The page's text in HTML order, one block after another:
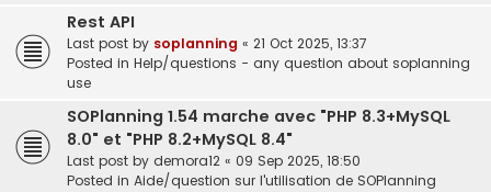
Rest API
Last post by soplanning « 21 Oct 2025, 13:37
Posted in Help/questions - any question about soplanning
use
SOPlanning 1.54 marche avec "PHP 8.3+MySQL
8.0" et "PHP 8.2+MySQL 8.4"
Last post by demora12 « 09 Sep 2025, 18:50
Posted in Aide/question sur l'utilisation de SOPlanning